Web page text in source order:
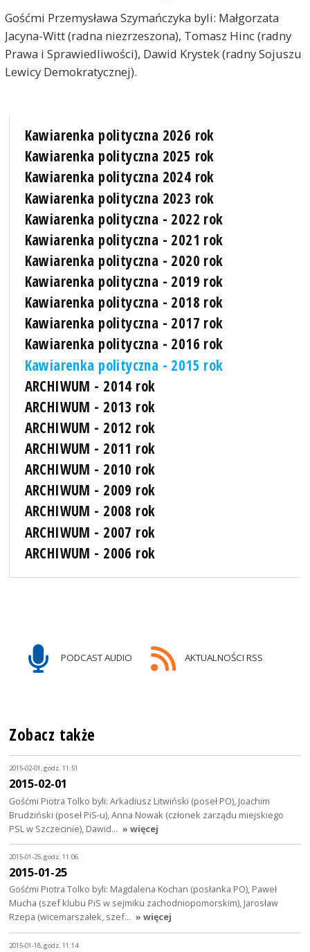
Gośćmi Przemysława Szymańczyka byli: Małgorzata
Jacyna-Witt (radna niezrzeszona), Tomasz Hinc (radny
Prawa i Sprawiedliwości), Dawid Krystek (radny Sojuszu
Lewicy Demokratycznej).
Kawiarenka polityczna 2026 rok
Kawiarenka polityczna 2025 rok
Kawiarenka polityczna 2024 rok
Kawiarenka polityczna 2023 rok
Kawiarenka polityczna - 2022 rok
Kawiarenka polityczna - 2021 rok
Kawiarenka polityczna - 2020 rok
Kawiarenka polityczna - 2019 rok
Kawiarenka polityczna - 2018 rok
Kawiarenka polityczna - 2017 rok
Kawiarenka polityczna - 2016 rok
Kawiarenka polityczna - 2015 rok
ARCHIWUM - 2014 rok
ARCHIWUM - 2013 rok
ARCHIWUM - 2012 rok
ARCHIWUM - 2011 rok
ARCHIWUM - 2010 rok
ARCHIWUM - 2009 rok
ARCHIWUM - 2008 rok
ARCHIWUM - 2007 rok
ARCHIWUM - 2006 rok
PODCAST AUDIO AKTUALNOŚCI RSS
Zobacz także
2015-02-01, godz. 11:51
2015-02-01
Gośćmi Piotra Tolko byli: Arkadiusz Litwiński (poseł PO), Joachim
Brudziński (poseł PiS-u), Anna Nowak (członek zarządu miejskiego
PSL w Szczecinie), Dawid… » więcej
2015-01-25, godz. 11:06
2015-01-25
Gośćmi Piotra Tolko byli: Magdalena Kochan (posłanka PO), Paweł
Mucha (szef klubu PiS w sejmiku zachodniopomorskim), Jarosław
Rzepa (wicemarszałek, szef… » więcej
2015-01-18, godz. 11:14